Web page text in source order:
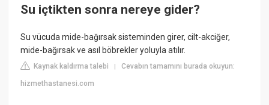
Su içtikten sonra nereye gider?
Su vücuda mide-bağırsak sisteminden girer, cilt-akciğer,
mide-bağırsak ve asıl böbrekler yoluyla atılır.
Kaynak kaldırma talebi |Cevabın tamamını burada okuyun:
hizmethastanesi.com